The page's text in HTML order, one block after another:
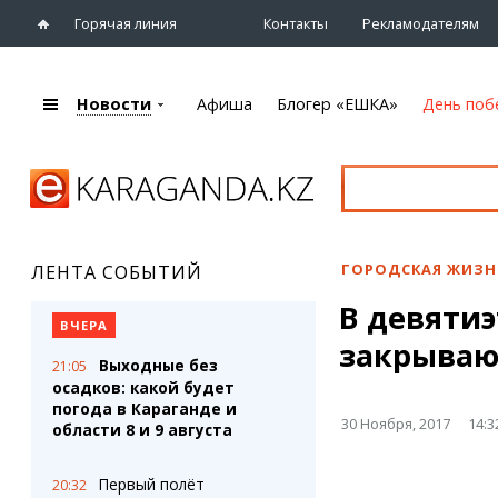
Горячая линия Контакты Рекламодателям
Караганды
eTV
Рассылка новостей
Персоны
Интервью
Афиша
Театры
Спорт
Выставки
Цирк и зоопарк
Лента блогера
Новости Афиша Блогер «ЕШКА» День
ЛЕНТА СОБЫТИЙ
ВЧЕРА
21:05
Выходные без
осадков: какой будет
погода в Караганде и
области 8 и 9 августа
20:32
Первый полёт
ГОРОДСКАЯ
В
30 Ноября, 2017